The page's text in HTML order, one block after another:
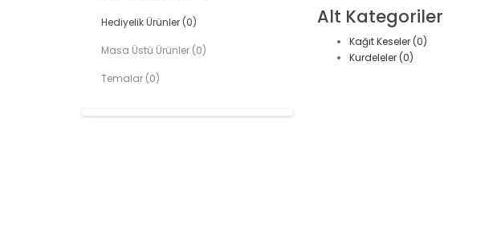
Hediyelik Ürünler (0)
Masa Üstü Ürünler (0)
Temalar (0)
Alt Kategoriler
Kağıt Keseler (0)
Kurdeleler (0)